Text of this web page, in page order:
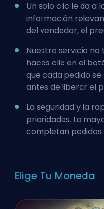
Un solo clic le da a
información
del vendedor, el
Nuestro servicio
haces clic en el
que cada pedido
antes de liberar el
La seguridad y la
prioridades. La
completan pedidos
Elige Tu Moneda